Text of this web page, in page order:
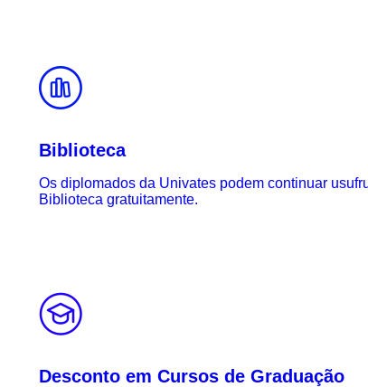
Biblioteca
Os diplomados da Univates podem continuar
Biblioteca gratuitamente.
Desconto em Cursos de Graduação